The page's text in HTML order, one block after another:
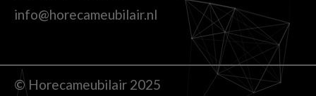
info@horecameubilair.nl
© Horecameubilair 2025